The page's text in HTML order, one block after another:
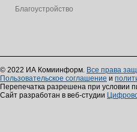
Благоустройство
© 2022 ИА Комиинформ. Все права
Пользовательское соглашение и
Перепечатка разрешена при условии
Сайт разработан в веб-студии